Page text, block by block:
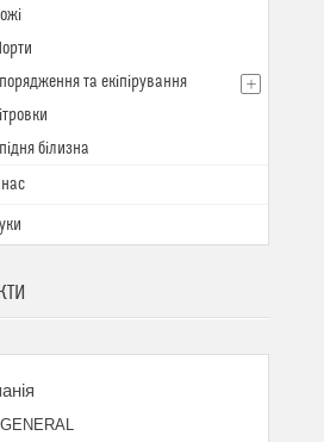
та екіпірування
білизна
GENERAL